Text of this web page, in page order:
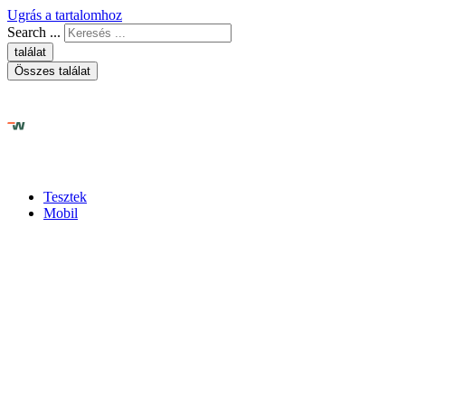
Ugrás a tartalomhoz
Search ...
találat
Összes találat
Tesztek
Mobil